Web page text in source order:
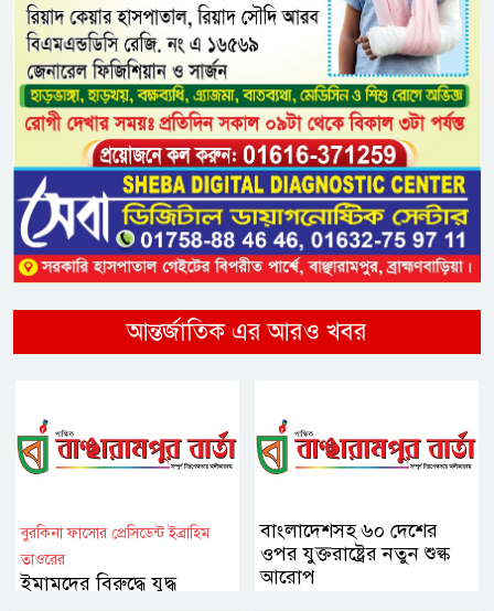
আন্তর্জাতিক এর আরও খবর
বুরকিনা ফাসোর প্রেসিডেন্ট ইব্রাহিম
তাওরের
ইমামদের বিরুদ্ধে যুদ্ধ
বাংলাদেশসহ ৬০ দেশের
ওপর যুক্তরাষ্ট্রের নতুন শুল্ক
আরোপ